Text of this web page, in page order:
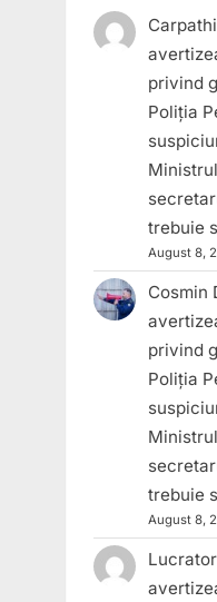
privind
Poliția
trebuie
August 8,
Cosmin
privind
Poliția
trebuie
August 8,
Lucrator